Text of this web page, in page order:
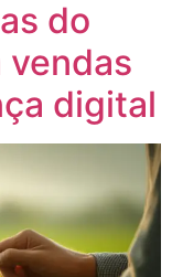
do
vendas
digital